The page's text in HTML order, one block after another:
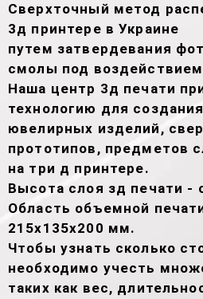
Сверхточный метод
3д принтере в Украине
путем затвердевания
смолы под
Наша центр 3д печати
технологию для создания
ювелирных изделий,
прототипов, предметов
на три д принтере.
Высота слоя зд печати -
Область объемной
215х135х200 мм.
Чтобы узнать сколько
необходимо учесть
таких как вес,